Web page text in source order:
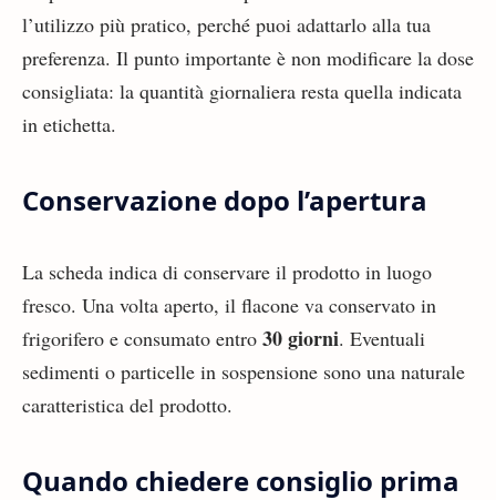
l’utilizzo più pratico, perché puoi adattarlo alla tua
preferenza. Il punto importante è non modificare la dose
consigliata: la quantità giornaliera resta quella indicata
in etichetta.
Conservazione dopo l’apertura
La scheda indica di conservare il prodotto in luogo
fresco. Una volta aperto, il flacone va conservato in
frigorifero e consumato entro 30 giorni. Eventuali
sedimenti o particelle in sospensione sono una naturale
caratteristica del prodotto.
Quando chiedere consiglio prima